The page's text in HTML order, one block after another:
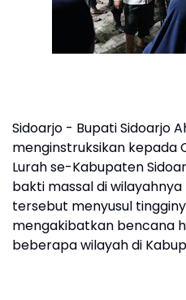
Sidoarjo - Bupati Sidoarjo
menginstruksikan kepada
Lurah se-Kabupaten
bakti massal di
tersebut menyusul
mengakibatkan bencana
beberapa wilayah di